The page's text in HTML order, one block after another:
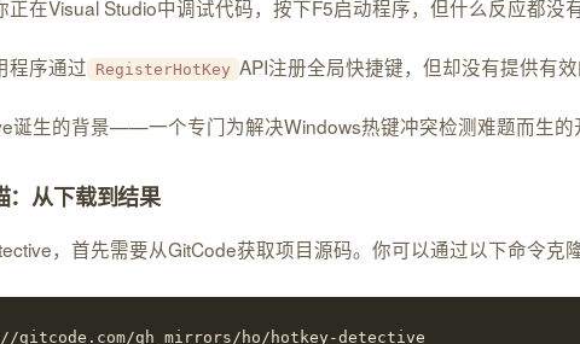
在Visual Studio中调试代码，按下F5启动程序，但什么反应都
程序通过 RegisterHotKey API注册全局快捷键，但却没有提供有
诞生的背景——一个专门为解决Windows热键冲突检测难题而生
：从下载到结果
，首先需要从GitCode获取项目源码。你可以通过以下命令克隆
gh_mirrors/ho/hotkey-detective